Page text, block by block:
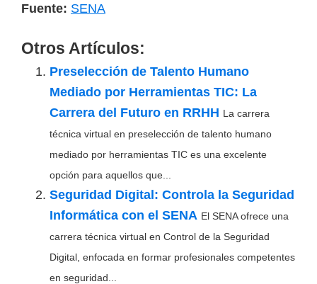
Fuente: SENA
Otros Artículos:
Preselección de Talento Humano
Mediado por Herramientas TIC: La
Carrera del Futuro en RRHH La carrera
técnica virtual en preselección de talento humano
mediado por herramientas TIC es una excelente
opción para aquellos que...
Seguridad Digital: Controla la Seguridad
Informática con el SENA El SENA ofrece una
carrera técnica virtual en Control de la Seguridad
Digital, enfocada en formar profesionales competentes
en seguridad...